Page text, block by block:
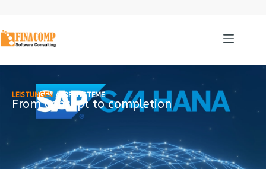
LEISTUNGEN/ ERP SYSTEME
From concept to completion